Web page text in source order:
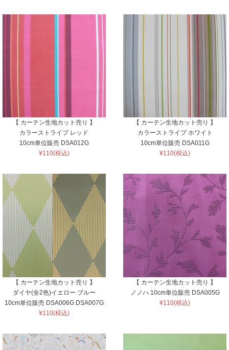
【 カーテン生地カット売り 】
カラーストライプ レッド
10cm単位販売 DSA012G
¥110(税込)
【 カーテン生地カット売り 】
カラーストライプ ホワイト
10cm単位販売 DSA011G
¥110(税込)
【 カーテン生地カット売り 】
ダイヤ(全2色)イエロー ブルー
10cm単位販売 DSA006G DSA007G
¥110(税込)
【 カーテン生地カット売り 】
ノノハ 10cm単位販売 DSA005G
¥110(税込)